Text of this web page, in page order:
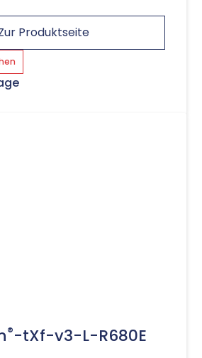
Produktseite
®-tXf-v3-L-R680E